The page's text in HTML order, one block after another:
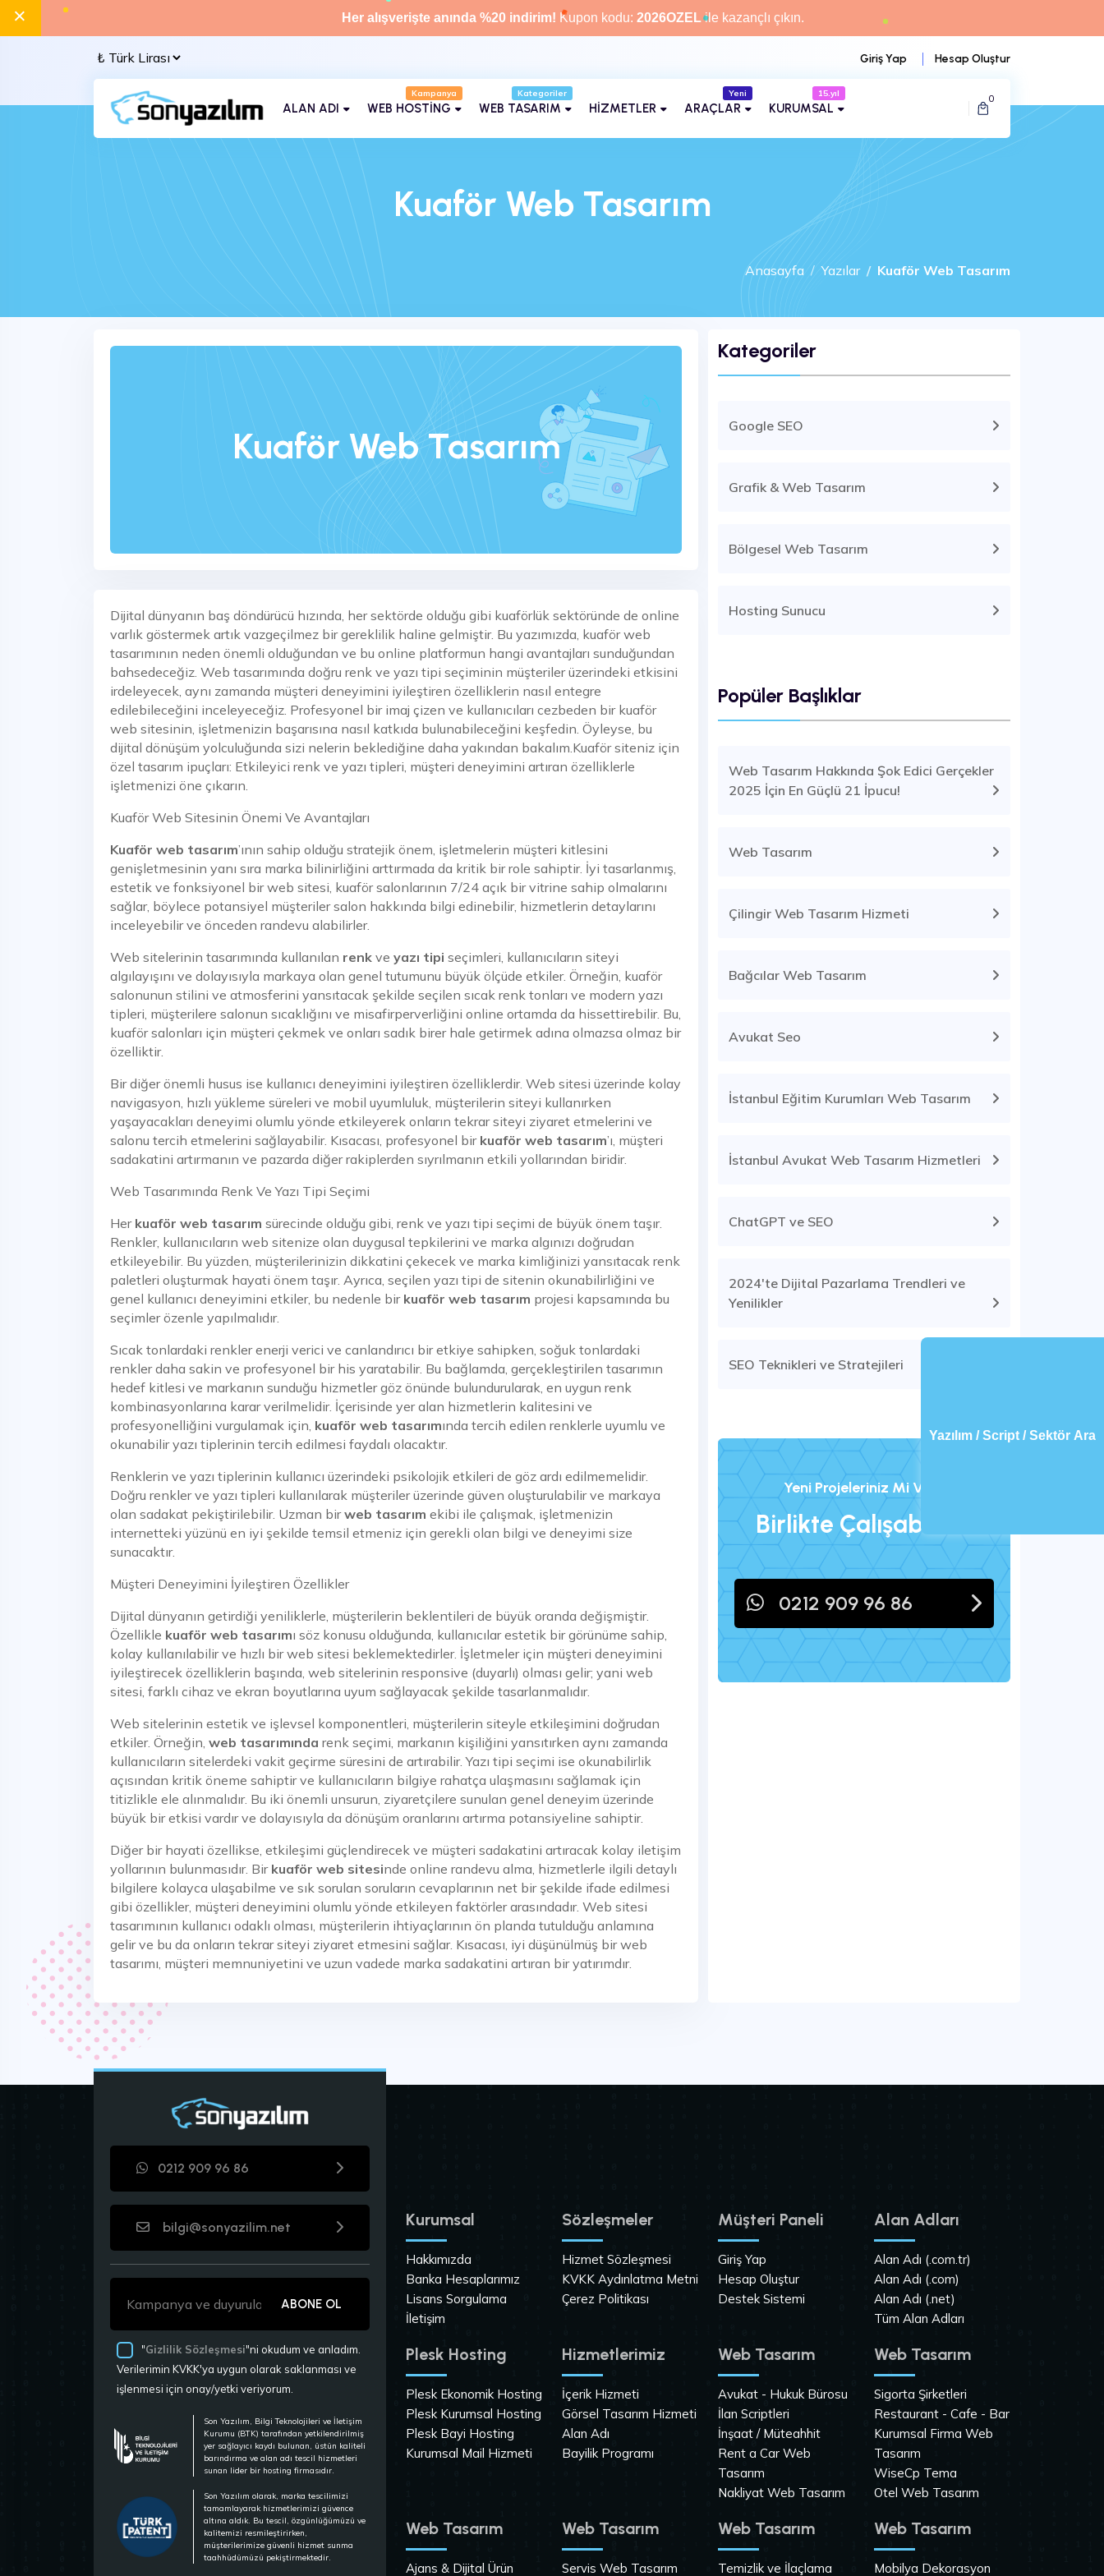
× Her alışverişte anında %20 indirim! Kupon kodu: 2026OZELile kazançlı çıkın.
Giriş Yap Hesap Oluştur
ALAN ADI
Kampanya
WEB HOSTİNG
Kategoriler
WEB TASARIM HİZMETLER
Yeni
ARAÇLAR
15.yıl
KURUMSAL
0
Kuaför Web Tasarım
Anasayfa Yazılar Kuaför Web Tasarım
Kuaför Web Tasarım
Dijital dünyanın baş döndürücü hızında, her sektörde olduğu gibi kuaförlük sektöründe de online
varlık göstermek artık vazgeçilmez bir gereklilik haline gelmiştir. Bu yazımızda, kuaför web
tasarımının neden önemli olduğundan ve bu online platformun hangi avantajları sunduğundan
bahsedeceğiz. Web tasarımında doğru renk ve yazı tipi seçiminin müşteriler üzerindeki etkisini
irdeleyecek, aynı zamanda müşteri deneyimini iyileştiren özelliklerin nasıl entegre
edilebileceğini inceleyeceğiz. Profesyonel bir imaj çizen ve kullanıcıları cezbeden bir kuaför
web sitesinin, işletmenizin başarısına nasıl katkıda bulunabileceğini keşfedin. Öyleyse, bu
dijital dönüşüm yolculuğunda sizi nelerin beklediğine daha yakından bakalım.Kuaför siteniz için
özel tasarım ipuçları: Etkileyici renk ve yazı tipleri, müşteri deneyimini artıran özelliklerle
işletmenizi öne çıkarın.
Kuaför Web Sitesinin Önemi Ve Avantajları
Kuaför web tasarım’ının sahip olduğu stratejik önem, işletmelerin müşteri kitlesini
genişletmesinin yanı sıra marka bilinirliğini arttırmada da kritik bir role sahiptir. İyi tasarlanmış,
estetik ve fonksiyonel bir web sitesi, kuaför salonlarının 7/24 açık bir vitrine sahip olmalarını
sağlar, böylece potansiyel müşteriler salon hakkında bilgi edinebilir, hizmetlerin detaylarını
inceleyebilir ve önceden randevu alabilirler.
Web sitelerinin tasarımında kullanılan renk ve yazı tipi seçimleri, kullanıcıların siteyi
algılayışını ve dolayısıyla markaya olan genel tutumunu büyük ölçüde etkiler. Örneğin, kuaför
salonunun stilini ve atmosferini yansıtacak şekilde seçilen sıcak renk tonları ve modern yazı
tipleri, müşterilere salonun sıcaklığını ve misafirperverliğini online ortamda da hissettirebilir. Bu,
kuaför salonları için müşteri çekmek ve onları sadık birer hale getirmek adına olmazsa olmaz bir
özelliktir.
Bir diğer önemli husus ise kullanıcı deneyimini iyileştiren özelliklerdir. Web sitesi üzerinde kolay
navigasyon, hızlı yükleme süreleri ve mobil uyumluluk, müşterilerin siteyi kullanırken
yaşayacakları deneyimi olumlu yönde etkileyerek onların tekrar siteyi ziyaret etmelerini ve
salonu tercih etmelerini sağlayabilir. Kısacası, profesyonel bir kuaför web tasarım’ı, müşteri
sadakatini artırmanın ve pazarda diğer rakiplerden sıyrılmanın etkili yollarından biridir.
Web Tasarımında Renk Ve Yazı Tipi Seçimi
Her kuaför web tasarım sürecinde olduğu gibi, renk ve yazı tipi seçimi de büyük önem taşır.
Renkler, kullanıcıların web sitenize olan duygusal tepkilerini ve marka algınızı doğrudan
etkileyebilir. Bu yüzden, müşterilerinizin dikkatini çekecek ve marka kimliğinizi yansıtacak renk
paletleri oluşturmak hayati önem taşır. Ayrıca, seçilen yazı tipi de sitenin okunabilirliğini ve
genel kullanıcı deneyimini etkiler, bu nedenle bir kuaför web tasarım projesi kapsamında bu
seçimler özenle yapılmalıdır.
Sıcak tonlardaki renkler enerji verici ve canlandırıcı bir etkiye sahipken, soğuk tonlardaki
renkler daha sakin ve profesyonel bir his yaratabilir. Bu bağlamda, gerçekleştirilen tasarımın
hedef kitlesi ve markanın sunduğu hizmetler göz önünde bulundurularak, en uygun renk
kombinasyonlarına karar verilmelidir. İçerisinde yer alan hizmetlerin kalitesini ve
profesyonelliğini vurgulamak için, kuaför web tasarımında tercih edilen renklerle uyumlu ve
okunabilir yazı tiplerinin tercih edilmesi faydalı olacaktır.
Renklerin ve yazı tiplerinin kullanıcı üzerindeki psikolojik etkileri de göz ardı edilmemelidir.
Doğru renkler ve yazı tipleri kullanılarak müşteriler üzerinde güven oluşturulabilir ve markaya
olan sadakat pekiştirilebilir. Uzman birweb tasarım ekibi ile çalışmak, işletmenizin
internetteki yüzünü en iyi şekilde temsil etmeniz için gerekli olan bilgi ve deneyimi size
sunacaktır.
Müşteri Deneyimini İyileştiren Özellikler
Dijital dünyanın getirdiği yeniliklerle, müşterilerin beklentileri de büyük oranda değişmiştir.
Özellikle kuaför web tasarımı söz konusu olduğunda, kullanıcılar estetik bir görünüme sahip,
kolay kullanılabilir ve hızlı bir web sitesi beklemektedirler. İşletmeler için müşteri deneyimini
iyileştirecek özelliklerin başında, web sitelerinin responsive (duyarlı) olması gelir; yani web
sitesi, farklı cihaz ve ekran boyutlarına uyum sağlayacak şekilde tasarlanmalıdır.
Web sitelerinin estetik ve işlevsel komponentleri, müşterilerin siteyle etkileşimini doğrudan
etkiler. Örneğin, web tasarımında renk seçimi, markanın kişiliğini yansıtırken aynı zamanda
kullanıcıların sitelerdeki vakit geçirme süresini de artırabilir. Yazı tipi seçimi ise okunabilirlik
açısından kritik öneme sahiptir ve kullanıcıların bilgiye rahatça ulaşmasını sağlamak için
titizlikle ele alınmalıdır. Bu iki önemli unsurun, ziyaretçilere sunulan genel deneyim üzerinde
büyük bir etkisi vardır ve dolayısıyla da dönüşüm oranlarını artırma potansiyeline sahiptir.
Diğer bir hayati özellikse, etkileşimi güçlendirecek ve müşteri sadakatini artıracak kolay iletişim
yollarının bulunmasıdır. Bir kuaför web sitesinde online randevu alma, hizmetlerle ilgili detaylı
bilgilere kolayca ulaşabilme ve sık sorulan soruların cevaplarının net bir şekilde ifade edilmesi
gibi özellikler, müşteri deneyimini olumlu yönde etkileyen faktörler arasındadır. Web sitesi
tasarımının kullanıcı odaklı olması, müşterilerin ihtiyaçlarının ön planda tutulduğu anlamına
gelir ve bu da onların tekrar siteyi ziyaret etmesini sağlar. Kısacası, iyi düşünülmüş bir web
tasarımı, müşteri memnuniyetini ve uzun vadede marka sadakatini artıran bir yatırımdır.
Kategoriler
Google SEO
Grafik & Web Tasarım
Bölgesel Web Tasarım
Hosting Sunucu
Popüler Başlıklar
Web Tasarım Hakkında Şok Edici Gerçekler
2025 İçin En Güçlü 21 İpucu!
Web Tasarım
Çilingir Web Tasarım Hizmeti
Bağcılar Web Tasarım
Avukat Seo
İstanbul Eğitim Kurumları Web Tasarım
İstanbul Avukat Web Tasarım Hizmetleri
ChatGPT ve SEO
2024'te Dijital Pazarlama Trendleri ve
Yenilikler
SEO Teknikleri ve Stratejileri
Yeni Projeleriniz Mi Var?
Birlikte Çalışabiliriz!
0212 909 96 86
0212 909 96 86
bilgi@sonyazilim.net
ABONE OL
"Gizlilik Sözleşmesi"ni okudum ve anladım.
Verilerimin KVKK'ya uygun olarak saklanması ve
işlenmesi için onay/yetki veriyorum.
Son Yazılım, Bilgi Teknolojileri ve İletişim
Kurumu (BTK) tarafından yetkilendirilmiş
yer sağlayıcı kaydı bulunan, üstün kaliteli
barındırma ve alan adı tescil hizmetleri
sunan lider bir hosting firmasıdır.
Son Yazılım olarak, marka tescilimizi
tamamlayarak hizmetlerimizi güvence
altına aldık. Bu tescil, özgünlüğümüzü ve
kalitemizi resmileştirirken,
müşterilerimize güvenli hizmet sunma
taahhüdümüzü pekiştirmektedir.
Kurumsal
Hakkımızda
Banka Hesaplarımız
Lisans Sorgulama
İletişim
Sözleşmeler
Hizmet Sözleşmesi
KVKK Aydınlatma Metni
Çerez Politikası
Müşteri Paneli
Giriş Yap
Hesap Oluştur
Destek Sistemi
Alan Adları
Alan Adı (.com.tr)
Alan Adı (.com)
Alan Adı (.net)
Tüm Alan Adları
Plesk Hosting
Plesk Ekonomik Hosting
Plesk Kurumsal Hosting
Plesk Bayi Hosting
Kurumsal Mail Hizmeti
Hizmetlerimiz
İçerik Hizmeti
Görsel Tasarım Hizmeti
Alan Adı
Bayilik Programı
Web Tasarım
Avukat - Hukuk Bürosu
İlan Scriptleri
İnşaat / Müteahhit
Rent a Car Web
Tasarım
Nakliyat Web Tasarım
Web Tasarım
Sigorta Şirketleri
Restaurant - Cafe - Bar
Kurumsal Firma Web
Tasarım
WiseCp Tema
Otel Web Tasarım
Web Tasarım
Ajans & Dijital Ürün
Web Tasarım
Servis Web Tasarım
Web Tasarım
Temizlik ve İlaçlama
Web Tasarım
Mobilya Dekorasyon
Yazılım / Script / Sektör Ara